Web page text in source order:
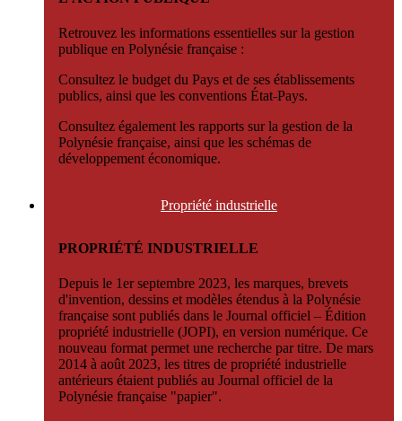
Retrouvez les informations essentielles sur la gestion
publique en Polynésie française :
Consultez le budget du Pays et de ses établissements
publics, ainsi que les conventions État-Pays.
Consultez également les rapports sur la gestion de la
Polynésie française, ainsi que les schémas de
développement économique.
Propriété industrielle
PROPRIÉTÉ INDUSTRIELLE
Depuis le 1er septembre 2023, les marques, brevets
d'invention, dessins et modèles étendus à la Polynésie
française sont publiés dans le Journal officiel – Édition
propriété industrielle (JOPI), en version numérique. Ce
nouveau format permet une recherche par titre. De mars
2014 à août 2023, les titres de propriété industrielle
antérieurs étaient publiés au Journal officiel de la
Polynésie française "papier".